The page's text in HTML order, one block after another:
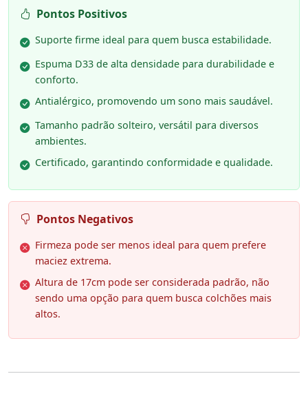
Pontos Positivos
Suporte firme ideal para quem busca estabilidade.
Espuma D33 de alta densidade para durabilidade e
conforto.
Antialérgico, promovendo um sono mais saudável.
Tamanho padrão solteiro, versátil para diversos
ambientes.
Certificado, garantindo conformidade e qualidade.
Pontos Negativos
Firmeza pode ser menos ideal para quem prefere
maciez extrema.
Altura de 17cm pode ser considerada padrão, não
sendo uma opção para quem busca colchões mais
altos.